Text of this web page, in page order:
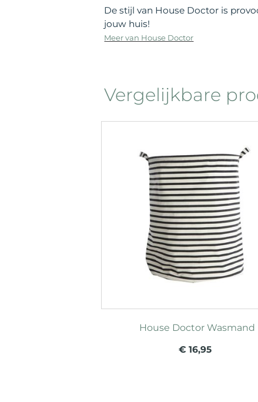
De stijl van House Doctor is
jouw huis!
Meer van House Doctor
Vergelijkbare
House Doctor Wasmand
€ 16,95